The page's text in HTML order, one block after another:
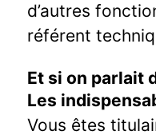
d’autres
référent
Et si on parlait
Les
Vous êtes